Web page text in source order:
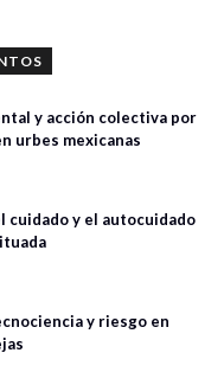
y acción colectiva por
urbes mexicanas
cuidado y el autocuidado
y riesgo en